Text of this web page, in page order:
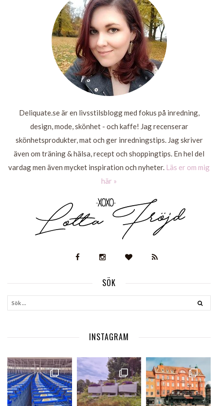
Deliquate.se är en livsstilsblogg med fokus på inredning,
design, mode, skönhet - och kaffe! Jag recenserar
skönhetsprodukter, mat och ger inredningstips. Jag skriver
även om träning & hälsa, recept och shoppingtips. En hel del
vardag men även mycket inspiration och nyheter. Läs er om mig
här »
SÖK
INSTAGRAM